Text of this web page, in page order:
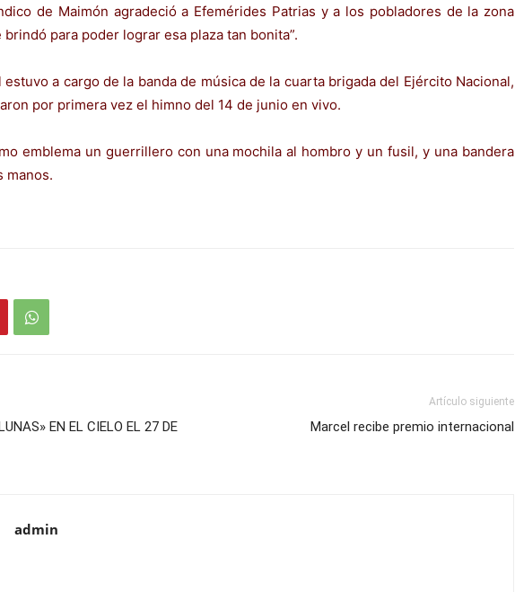
de Maimón agradeció a Efemérides Patrias y a los pobladores de la zona
brindó para poder lograr esa plaza tan bonita”.
estuvo a cargo de la banda de música de la cuarta brigada del Ejército Nacional,
por primera vez el himno del 14 de junio en vivo.
emblema un guerrillero con una mochila al hombro y un fusil, y una bandera
manos.
EN EL CIELO EL 27 DE
Artículo siguiente
Marcel recibe premio internacional
admin